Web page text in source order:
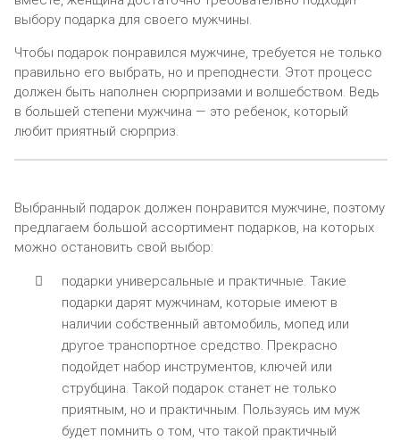
выбору подарка для своего мужчины.
Чтобы подарок понравился мужчине, требуется не только
правильно его выбрать, но и преподнести. Этот процесс
должен быть наполнен сюрпризами и волшебством. Ведь
в большей степени мужчина — это ребенок, который
любит приятный сюрприз.
Выбранный подарок должен понравится мужчине, поэтому
предлагаем большой ассортимент подарков, на которых
можно остановить свой выбор:
подарки универсальные и практичные. Такие
подарки дарят мужчинам, которые имеют в
наличии собственный автомобиль, мопед или
другое транспортное средство. Прекрасно
подойдет набор инструментов, ключей или
струбцина. Такой подарок станет не только
приятным, но и практичным. Пользуясь им муж
будет помнить о том, что такой практичный